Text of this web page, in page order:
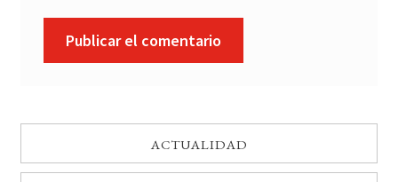
ACTUALIDAD